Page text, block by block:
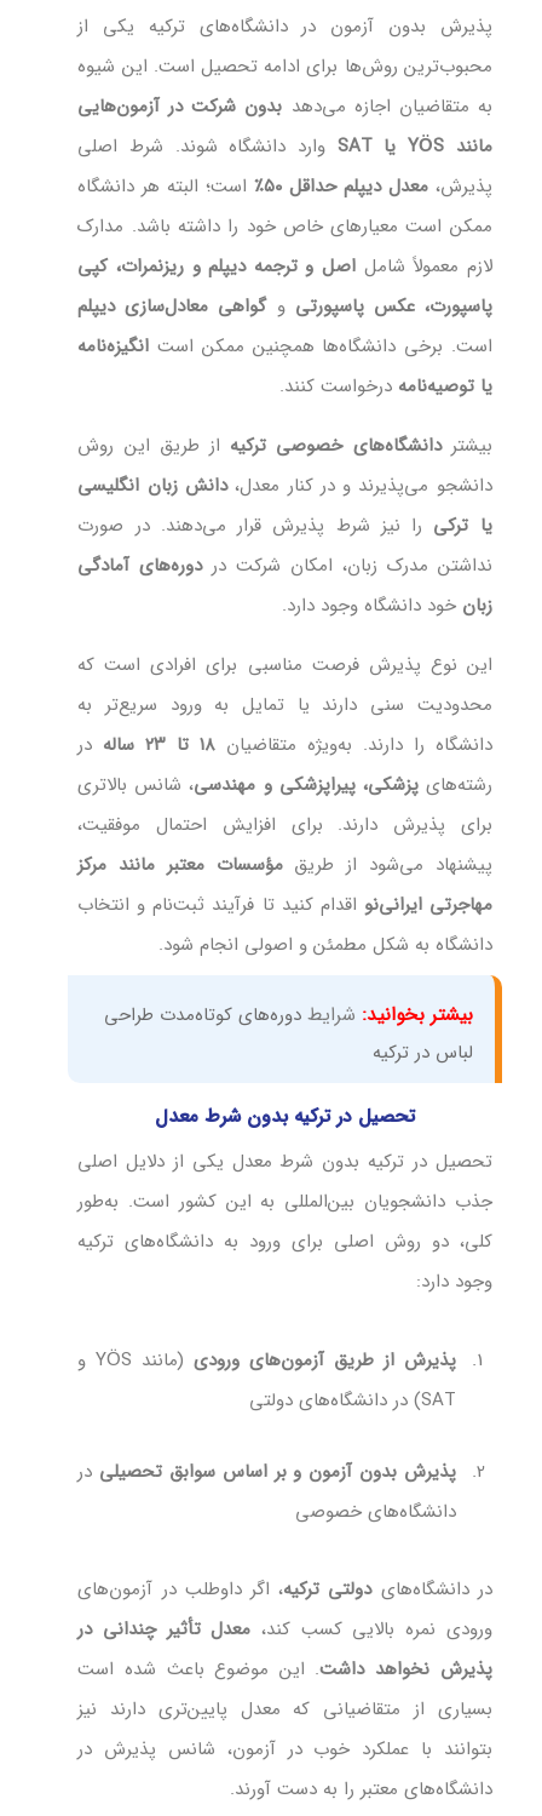
پذیرش بدون آزمون در دانشگاه‌های ترکیه یکی از
محبوب‌ترین روش‌ها برای ادامه تحصیل است. این شیوه
به متقاضیان اجازه می‌دهد بدون شرکت در آزمون‌هایی
مانند YÖS یا SAT
وارد دانشگاه شوند. شرط اصلی
پذیرش،معدل دیپلم حداقل ۵۰٪
است؛ البته هر دانشگاه
ممکن است معیارهای خاص خود را داشته باشد. مدارک
لازم معمولاً شاملاصل و ترجمه دیپلم و ریزنمرات، کپی
پاسپورت، عکس پاسپورتی وگواهی معادل‌سازی دیپلم
است. برخی دانشگاه‌ها همچنین ممکن است انگیزه‌نامه
یا توصیه‌نامه درخواست کنند.
بیشتردانشگاه‌های خصوصی ترکیه از طریق این روش
دانشجو می‌پذیرند و در کنار معدل،دانش زبان انگلیسی
یا ترکی را نیز شرط پذیرش قرار می‌دهند. در صورت
نداشتن مدرک زبان، امکان شرکت دردوره‌های آمادگی
زبان خود دانشگاه وجود دارد.
این نوع پذیرش فرصت مناسبی برای افرادی است که
محدودیت سنی دارند یا تمایل به ورود سریع‌تر به
دانشگاه را دارند. به‌ویژه متقاضیان ۱۸ تا ۲۳ ساله
در
رشته‌هایپزشکی، پیراپزشکی و مهندسی، شانس بالاتری
برای پذیرش دارند. برای افزایش احتمال موفقیت،
پیشنهاد می‌شود از طریقمؤسسات معتبر مانند مرکز
مهاجرتی ایرانی‌نو اقدام کنید تا فرآیند ثبت‌نام و انتخاب
دانشگاه به شکل مطمئن و اصولی انجام شود.
بیشتر بخوانید: شرایطدوره‌های کوتاه‌مدت طراحی
لباس در ترکیه
تحصیل در ترکیه بدون شرط معدل
تحصیل در ترکیه بدون شرط معدل یکی از دلایل اصلی
جذب دانشجویان بین‌المللی به این کشور است. به‌طور
کلی، دو روش اصلی برای ورود به دانشگاه‌های ترکیه
وجود دارد:
پذیرش از طریق آزمون‌های ورودی
(مانند YÖS و
SAT) در دانشگاه‌های دولتی
پذیرش بدون آزمون و بر اساس سوابق تحصیلی در
دانشگاه‌های خصوصی
در دانشگاه‌هایدولتی ترکیه، اگر داوطلب در آزمون‌های
ورودی نمره بالایی کسب کند، معدل تأثیر چندانی در
پذیرش نخواهد داشت. این موضوع باعث شده است
بسیاری از متقاضیانی که معدل پایین‌تری دارند نیز
بتوانند با عملکرد خوب در آزمون، شانس پذیرش در
دانشگاه‌های معتبر را به دست آورند.